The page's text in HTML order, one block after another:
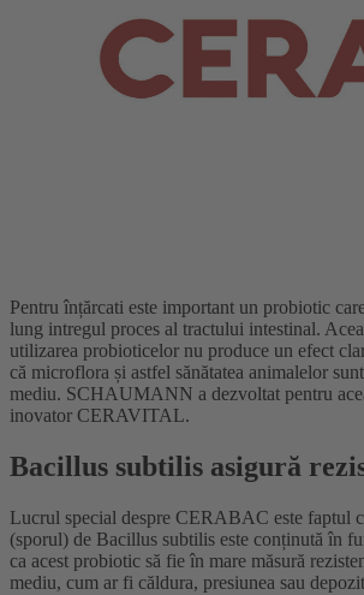
Pentru înțărcati este important un probiotic
lung intregul proces al tractului intestinal.
utilizarea probioticelor nu produce un efect
că microflora și astfel sănătatea animalelor
mediu. SCHAUMANN a dezvoltat pentru
inovator CERAVITAL.
Bacillus subtilis asigură
Lucrul special despre CERABAC este faptul
(sporul) de Bacillus subtilis este conținută în
ca acest probiotic să fie în mare măsură
mediu, cum ar fi căldura, presiunea sau